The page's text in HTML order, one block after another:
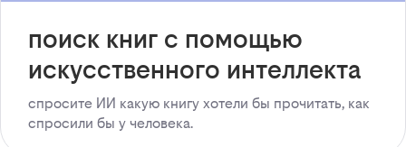
поиск книг с помощью
искусственного интеллекта
спросите ИИ какую книгу хотели бы прочитать, как
спросили бы у человека.